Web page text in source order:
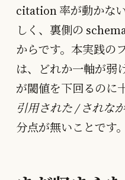
citation 率が動かな
しく、裏側の
からです。本実践の
は、どれか一軸が
が閾値を下回るのに
引用された / されな
分点が無いことです。